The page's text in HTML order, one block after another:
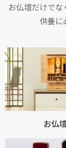
お仏壇だけで
供養に
お仏